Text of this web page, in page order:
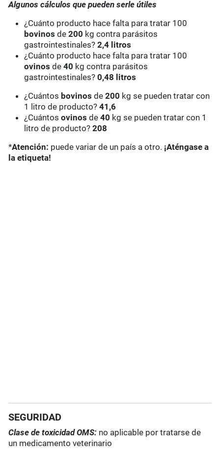
Algunos cálculos que pueden serle útiles
¿Cuánto producto hace falta para tratar 100
bovinos de200 kg contra parásitos
gastrointestinales? 2,4 litros
¿Cuánto producto hace falta para tratar 100
ovinos de40 kg contra parásitos
gastrointestinales? 0,48 litros
¿Cuántos bovinos de200 kg se pueden tratar con
1 litro de producto?41,6
¿Cuántosovinos de40 kg se pueden tratar con 1
litro de producto? 208
*Atención: puede variar de un país a otro. ¡Aténgase a
la etiqueta!
SEGURIDAD
Clase de toxicidad OMS: no aplicable por tratarse de
un medicamento veterinario